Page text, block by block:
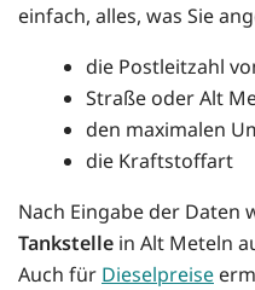
einfach, alles, was Sie
die Postleitzahl
Straße oder Alt
den maximalen
die Kraftstoffart
Nach Eingabe der
Tankstelle in Alt Meteln
Auch für Dieselpreise